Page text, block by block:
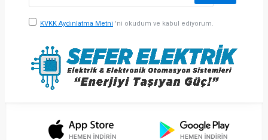
KVKK Aydınlatma Metni 'ni okudum ve kabul ediyorum.